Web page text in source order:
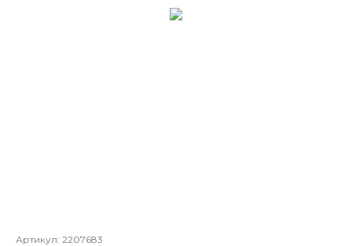
Артикул: 2207683